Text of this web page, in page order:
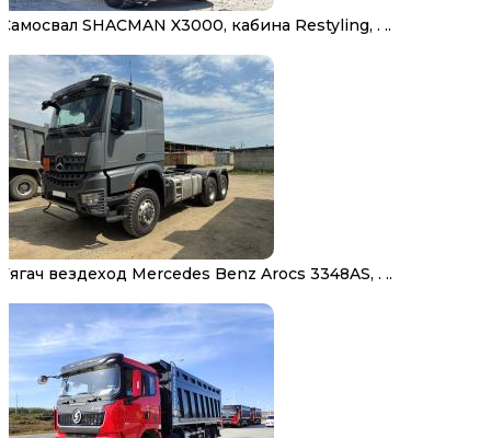
Самосвал SHACMAN X3000, кабина Restyling, . ..
Тягач вездеход Mercedes Benz Arocs 3348AS, . ..